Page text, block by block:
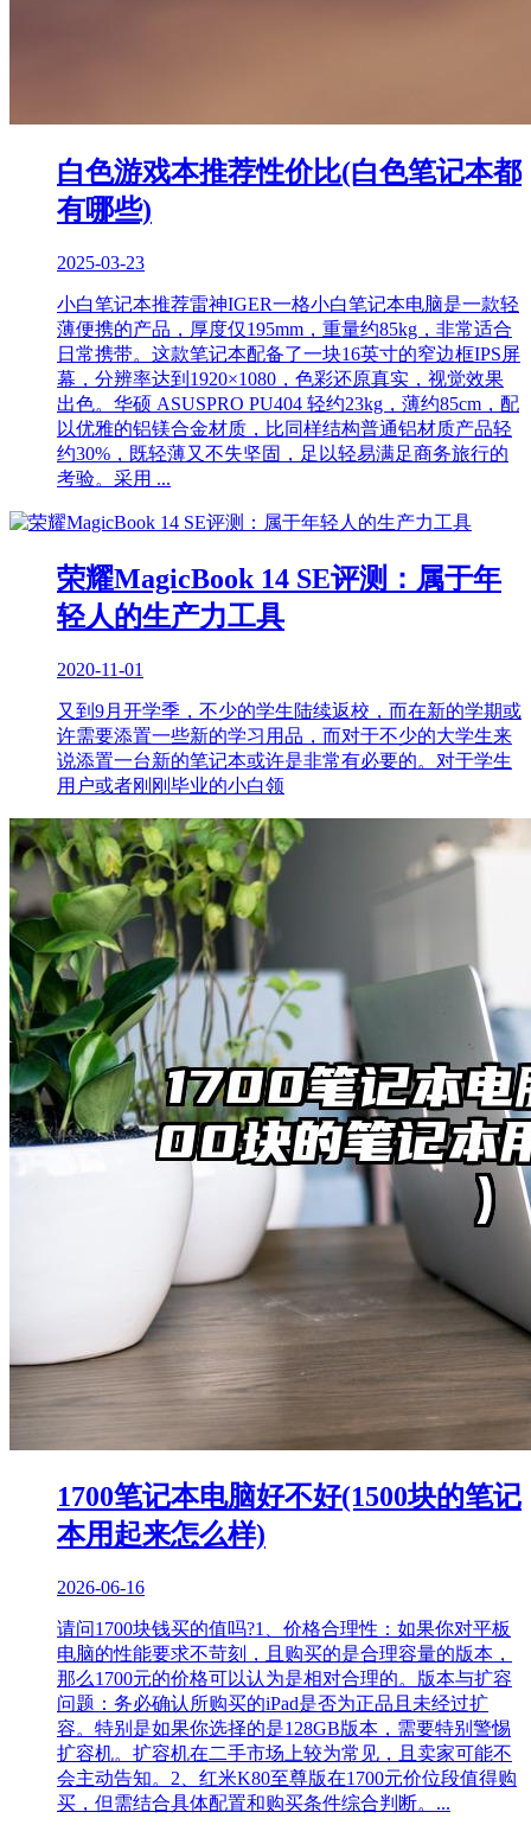
白色游戏本推荐性价比(白色笔记本都
有哪些)
2025-03-23
小白笔记本推荐雷神IGER一格小白笔记本电脑是一款轻
薄便携的产品，厚度仅195mm，重量约85kg，非常适合
日常携带。这款笔记本配备了一块16英寸的窄边框IPS屏
幕，分辨率达到1920×1080，色彩还原真实，视觉效果
出色。华硕 ASUSPRO PU404 轻约23kg，薄约85cm，配
以优雅的铝镁合金材质，比同样结构普通铝材质产品轻
约30%，既轻薄又不失坚固，足以轻易满足商务旅行的
考验。采用 ...
荣耀MagicBook 14 SE评测：属于年
轻人的生产力工具
2020-11-01
又到9月开学季，不少的学生陆续返校，而在新的学期或
许需要添置一些新的学习用品，而对于不少的大学生来
说添置一台新的笔记本或许是非常有必要的。对于学生
用户或者刚刚毕业的小白领
1700笔记本电脑好不好(1500块的笔记
本用起来怎么样)
2026-06-16
请问1700块钱买的值吗?1、价格合理性：如果你对平板
电脑的性能要求不苛刻，且购买的是合理容量的版本，
那么1700元的价格可以认为是相对合理的。版本与扩容
问题：务必确认所购买的iPad是否为正品且未经过扩
容。特别是如果你选择的是128GB版本，需要特别警惕
扩容机。扩容机在二手市场上较为常见，且卖家可能不
会主动告知。2、红米K80至尊版在1700元价位段值得购
买，但需结合具体配置和购买条件综合判断。...